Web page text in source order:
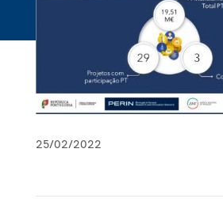
25/02/2022